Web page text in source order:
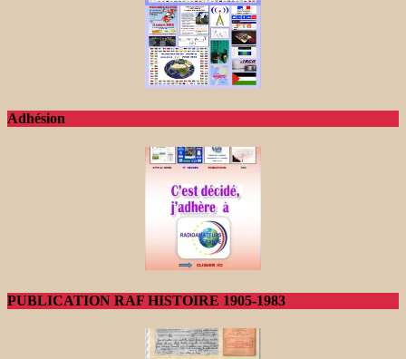
Adhésion
PUBLICATION RAF HISTOIRE 1905-1983